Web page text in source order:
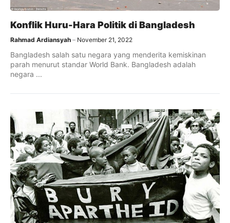
Konflik Huru-Hara Politik di Bangladesh
Rahmad Ardiansyah November 21, 2022
Bangladesh salah satu negara yang menderita kemiskinan
parah menurut standar World Bank. Bangladesh adalah
negara ...